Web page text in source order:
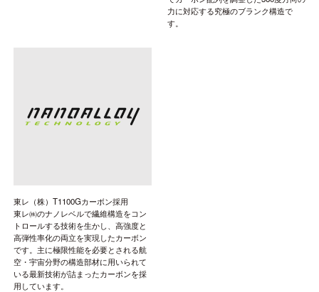
力に対応する究極のブランク構造で
す。
東レ（株）T1100Gカーボン採用
東レ㈱のナノレベルで繊維構造をコン
トロールする技術を生かし、高強度と
高弾性率化の両立を実現したカーボン
です。主に極限性能を必要とされる航
空・宇宙分野の構造部材に用いられて
いる最新技術が詰まったカーボンを採
用しています。